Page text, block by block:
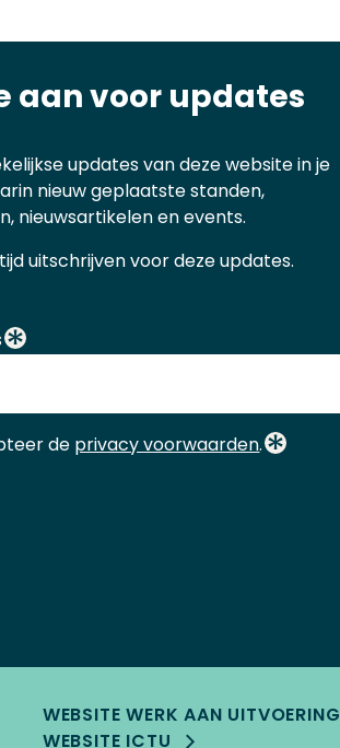
aan voor updates
updates van deze website in je
nieuw geplaatste standen,
nieuwsartikelen en events.
uitschrijven voor deze updates.
de privacy voorwaarden.
WEBSITE WERK AAN UITVOERING
WEBSITE ICTU